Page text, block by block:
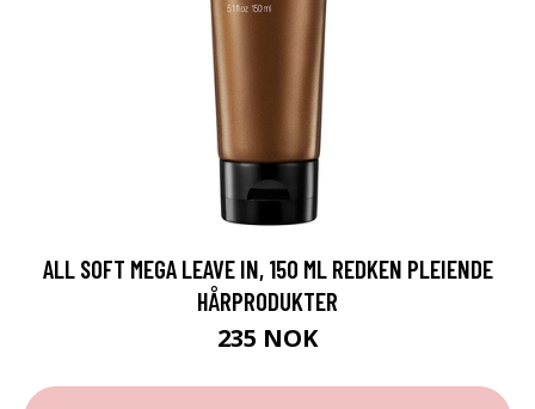
ALL SOFT MEGA LEAVE IN, 150 ML REDKEN PLEIENDE
HÅRPRODUKTER
235 NOK